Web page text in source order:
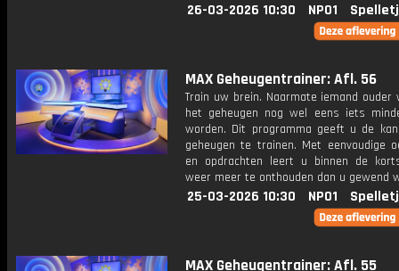
26-03-2026 10:30 NPO1
MAX Geheugentrainer: Afl. 56
Train uw brein. Naarmate iemand ouder
het geheugen nog wel eens iets
worden. Dit programma geeft u de
geheugen te trainen. Met eenvoudige
en opdrachten leert u binnen de
weer meer te onthouden dan u gewend
25-03-2026 10:30 NPO1
MAX Geheugentrainer: Afl. 55